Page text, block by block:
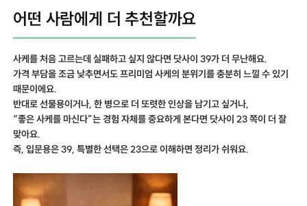
어떤 사람에게 더 추천할까요
사케를 처음 고르는데 실패하고 싶지 않다면 닷사이 39가 더 무난해요.
가격 부담을 조금 낮추면서도 프리미엄 사케의 분위기를 충분히 느낄 수 있기
때문이에요.
반대로 선물용이거나, 한 병으로 더 또렷한 인상을 남기고 싶거나,
“좋은 사케를 마신다”는 경험 자체를 중요하게 본다면 닷사이 23 쪽이 더 잘
맞아요.
즉, 입문용은 39, 특별한 선택은 23으로 이해하면 정리가 쉬워요.